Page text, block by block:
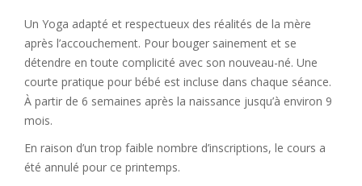
Un Yoga adapté et respectueux des réalités de la mère
après l’accouchement. Pour bouger sainement et se
détendre en toute complicité avec son nouveau-né. Une
courte pratique pour bébé est incluse dans chaque séance.
À partir de 6 semaines après la naissance jusqu’à environ 9
mois.
En raison d’un trop faible nombre d’inscriptions, le cours a
été annulé pour ce printemps.